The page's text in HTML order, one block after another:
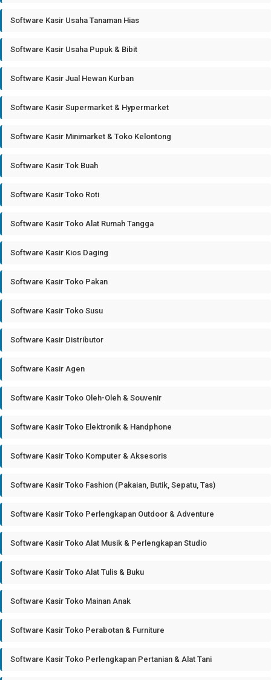
Software Kasir Usaha Tanaman Hias
Software Kasir Usaha Pupuk & Bibit
Software Kasir Jual Hewan Kurban
Software Kasir Supermarket & Hypermarket
Software Kasir Minimarket & Toko Kelontong
Software Kasir Tok Buah
Software Kasir Toko Roti
Software Kasir Toko Alat Rumah Tangga
Software Kasir Kios Daging
Software Kasir Toko Pakan
Software Kasir Toko Susu
Software Kasir Distributor
Software Kasir Agen
Software Kasir Toko Oleh-Oleh & Souvenir
Software Kasir Toko Elektronik & Handphone
Software Kasir Toko Komputer & Aksesoris
Software Kasir Toko Fashion (Pakaian, Butik, Sepatu, Tas)
Software Kasir Toko Perlengkapan Outdoor & Adventure
Software Kasir Toko Alat Musik & Perlengkapan Studio
Software Kasir Toko Alat Tulis & Buku
Software Kasir Toko Mainan Anak
Software Kasir Toko Perabotan & Furniture
Software Kasir Toko Perlengkapan Pertanian & Alat Tani